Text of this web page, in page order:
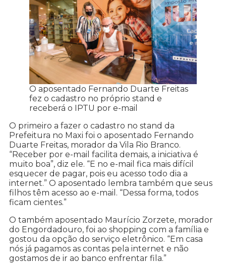
O aposentado Fernando Duarte Freitas
fez o cadastro no próprio stand e
receberá o IPTU por e-mail
O primeiro a fazer o cadastro no stand da
Prefeitura no Maxi foi o aposentado Fernando
Duarte Freitas, morador da Vila Rio Branco.
“Receber por e-mail facilita demais, a iniciativa é
muito boa”, diz ele. “E no e-mail fica mais difícil
esquecer de pagar, pois eu acesso todo dia a
internet.” O aposentado lembra também que seus
filhos têm acesso ao e-mail. “Dessa forma, todos
ficam cientes.”
O também aposentado Maurício Zorzete, morador
do Engordadouro, foi ao shopping com a família e
gostou da opção do serviço eletrônico. “Em casa
nós já pagamos as contas pela internet e não
gostamos de ir ao banco enfrentar fila.”